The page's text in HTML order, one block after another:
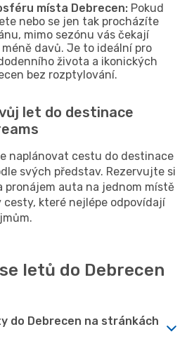
místa Debrecen: Pokud
nebo se jen tak procházíte
mimo sezónu vás čekají
davů. Je to ideální pro
života a ikonických
bez rozptylování.
let do destinace
naplánovat cestu do destinace
svých představ. Rezervujte si
pronájem auta na jednom místě
které nejlépe odpovídají
letů do Debrecen
do Debrecen na stránkách